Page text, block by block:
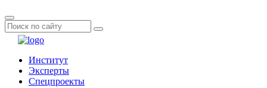
Институт
Эксперты
Спецпроекты